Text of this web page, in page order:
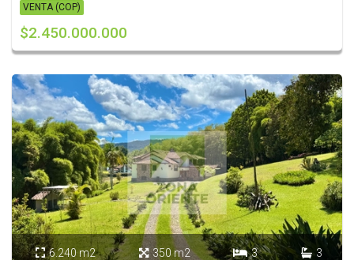
VENTA (COP)
$2.450.000.000
 6.240 m2  350 m2  3  3